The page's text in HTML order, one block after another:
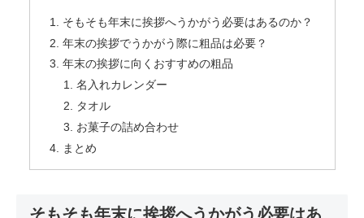
そもそも年末に挨拶へうかがう必要はあるのか？
年末の挨拶でうかがう際に粗品は必要？
年末の挨拶に向くおすすめの粗品
名入れカレンダー
タオル
お菓子の詰め合わせ
まとめ
そもそも年末に挨拶へうかがう必要はあ